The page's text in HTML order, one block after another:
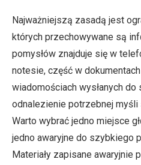
Najważniejszą zasadą jest
których przechowywane są
pomysłów znajduje się w
notesie, część w
wiadomościach wysłanych
odnalezienie potrzebnej
Warto wybrać jedno miejsce
jedno awaryjne do szybkiego
Materiały zapisane awaryjnie